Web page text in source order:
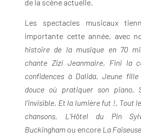
de la scène actuelle.
Les spectacles musicaux
importante cette année, avec
histoire de la musique en 70
chante Zizi Jeanmaire, Fini la
confidences à Dalida,Jeune fille
douce où pratiquer son piano,
l’invisible, Et la lumière fut !, Tout
chansons, L’Hôtel du Pin
Buckingham ou encore La